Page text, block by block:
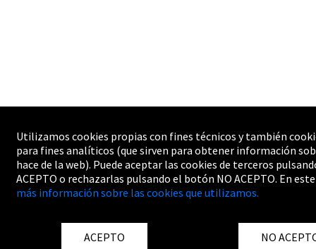
Utilizamos cookies propias con fines técnicos y también
para fines analíticos (que sirven para obtener información
hace de la web). Puede aceptar las cookies de terceros
ACEPTO o rechazarlas pulsando el botón NO ACEPTO. En
más información sobre las cookies que utilizamos.
ACEPTO NO